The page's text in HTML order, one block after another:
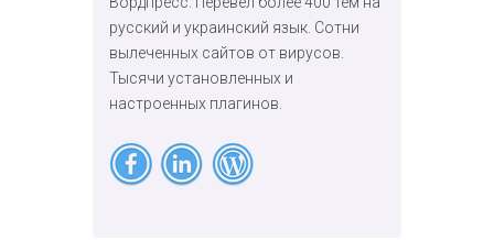
русский и украинский язык. Сотни
вылеченных сайтов от вирусов.
Тысячи установленных и
настроенных плагинов.